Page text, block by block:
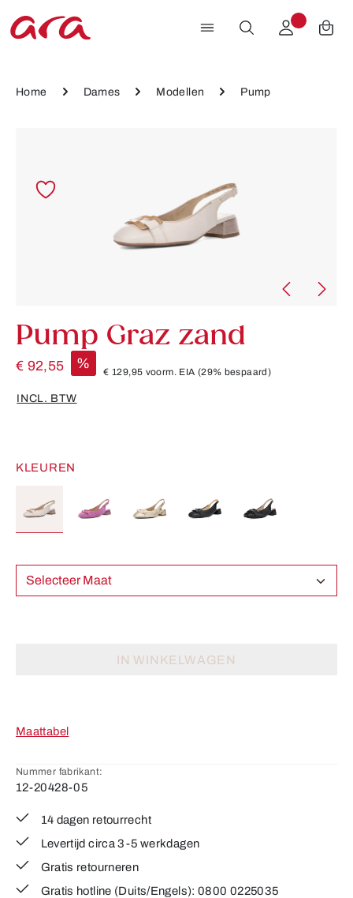
Ga naar de hoofdinhoud
Home Dames Modellen Pump
Pump Graz zand
€ 92,55 %
€ 129,95 voorm. EIA (29% bespaard)
INCL. BTW
KLEUREN
Selecteer Maat
IN WINKELWAGEN
Maattabel
Nummer fabrikant:
12-20428-05
14 dagen retourrecht
Levertijd circa 3-5 werkdagen
Gratis retourneren
Gratis hotline (Duits/Engels): 0800 0225035